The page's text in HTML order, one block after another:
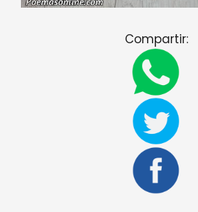
Compartir: